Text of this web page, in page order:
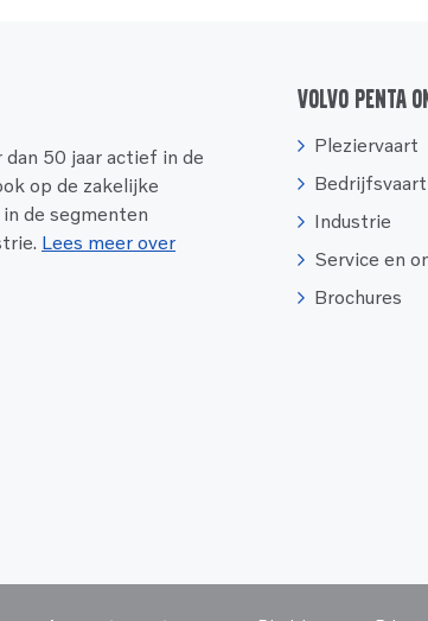
dan 50 jaar actief in de
op de zakelijke
de segmenten
Lees meer over
Volvo Penta
Pleziervaart
Bedrijfsvaart
Industrie
Service en
Brochures